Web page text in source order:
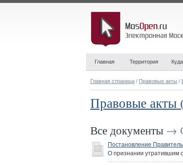
Главная Территория
Главная страница / Правовые акты /
Правовые акты
Все документы →
Постановление
О признании утратившим